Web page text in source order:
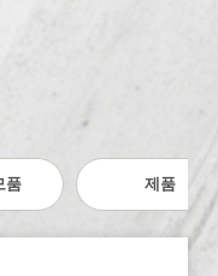
품 제품